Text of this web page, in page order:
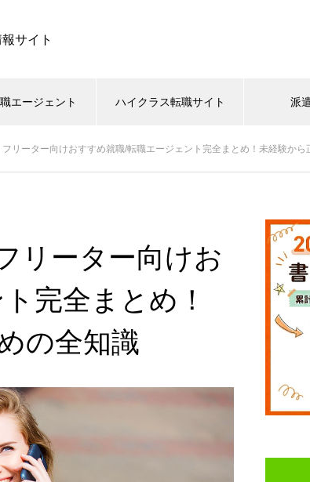
サイト
エージェント ハイクラス転職サイト 派
リーター向けおすすめ就職/転職エージェント完全まとめ！未経験か
リーター向けお
完全まとめ！
の全知識